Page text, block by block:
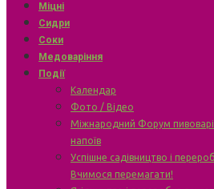
Міцні
Сидри
Соки
Медоваріння
Події
Календар
Фото / Відео
Міжнародний Форум
напоїв
Успішне садівництво і
Вчимося перемагати!